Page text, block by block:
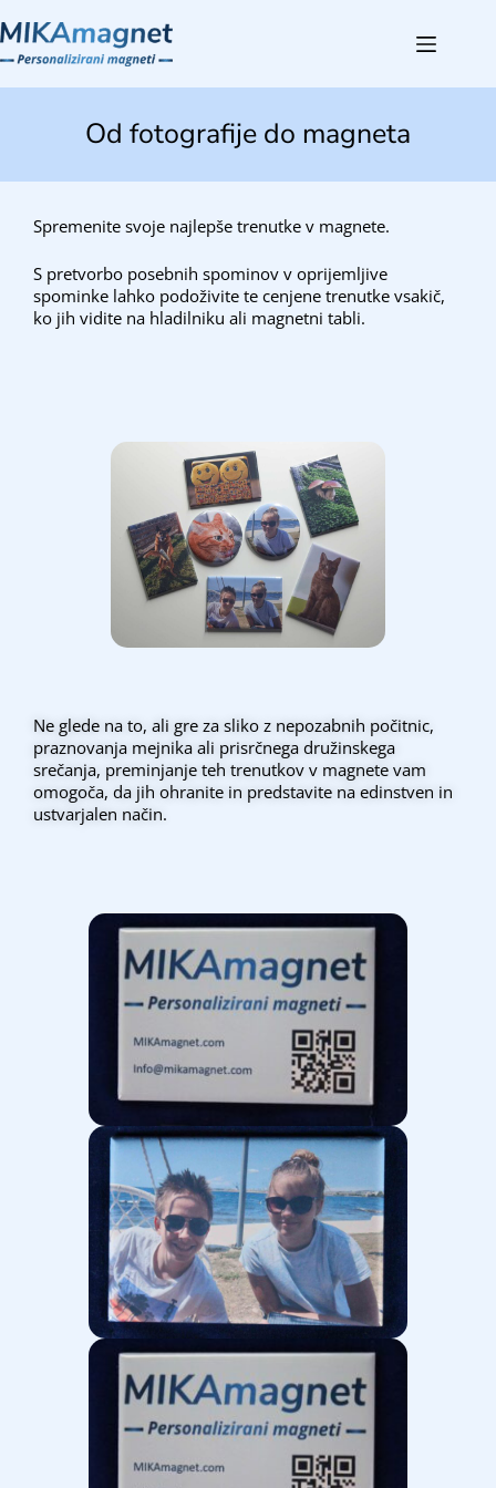
Od fotografije do magneta
Spremenite svoje najlepše trenutke v magnete.
S pretvorbo posebnih spominov v oprijemljive
spominke lahko podoživite te cenjene trenutke vsakič,
ko jih vidite na hladilniku ali magnetni tabli.
Ne glede na to, ali gre za sliko z nepozabnih počitnic,
praznovanja mejnika ali prisrčnega družinskega
srečanja, preminjanje teh trenutkov v magnete vam
omogoča, da jih ohranite in predstavite na edinstven in
ustvarjalen način.